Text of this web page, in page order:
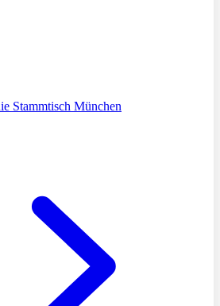
Stammtisch München